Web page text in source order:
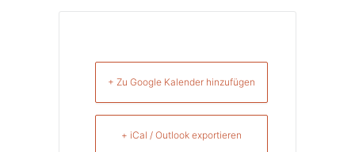
+ Zu Google Kalender hinzufügen
+ iCal / Outlook exportieren